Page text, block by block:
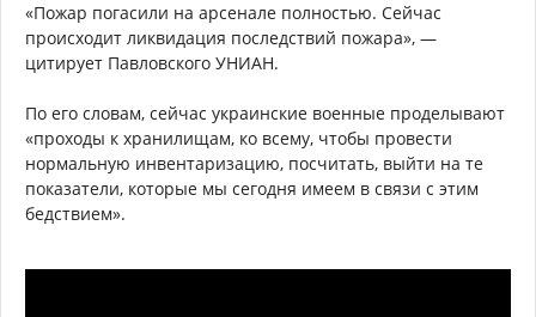
«Пожар погасили на арсенале полностью. Сейчас
происходит ликвидация последствий пожара», —
цитирует Павловского УНИАН.
По его словам, сейчас украинские военные проделывают
«проходы к хранилищам, ко всему, чтобы провести
нормальную инвентаризацию, посчитать, выйти на те
показатели, которые мы сегодня имеем в связи с этим
бедствием».